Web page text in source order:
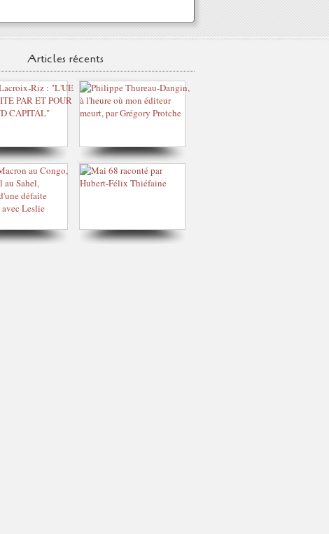
Articles récents